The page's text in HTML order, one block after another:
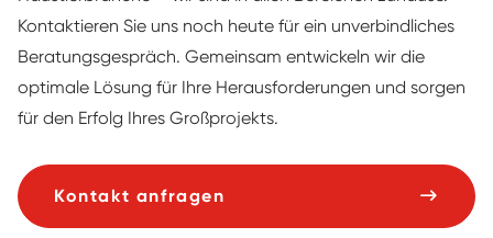
Kontaktieren Sie uns noch heute für ein unverbindliches
Beratungsgespräch. Gemeinsam entwickeln wir die
optimale Lösung für Ihre Herausforderungen und sorgen
für den Erfolg Ihres Großprojekts.
Kontakt anfragen